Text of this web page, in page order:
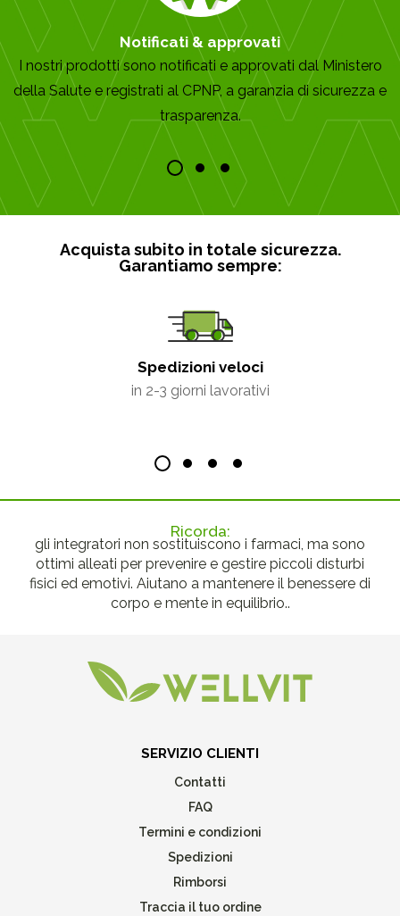
Notificati & approvati
I nostri prodotti sono notificati e approvati dal Ministero
della Salute e registrati al CPNP, a garanzia di sicurezza e
trasparenza.
Acquista subito in totale sicurezza.
Garantiamo sempre:
Spedizioni veloci
in 2-3 giorni lavorativi
Ricorda:
gli integratori non sostituiscono i farmaci, ma sono
ottimi alleati per prevenire e gestire piccoli disturbi
fisici ed emotivi. Aiutano a mantenere il benessere di
corpo e mente in equilibrio..
SERVIZIO CLIENTI
Contatti
FAQ
Termini e condizioni
Spedizioni
Rimborsi
Traccia il tuo ordine